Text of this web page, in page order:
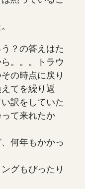
？の答えはた
。。。トラウ
の時点に戻り
てを繰り返
訳をしていた
て来れたか
何年もかかっ
グもぴったり